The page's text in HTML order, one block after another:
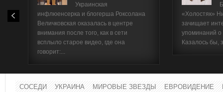
Украинская
инфлюенсерка и блогерша Роксолана
Величковская оказалась в центре
внимания после того, как в сети
всплыло старое видео, где она
говорит:...
«Холостяк»
зачищает
упоминаний
Казалось бы,
СОСЕДИ УКРАИНА МИРОВЫЕ ЗВЕЗДЫ ЕВРОВИДЕНИЕ